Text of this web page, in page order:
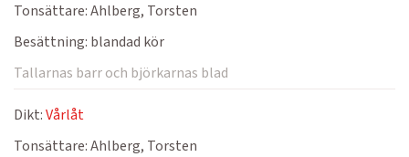
Tonsättare:Ahlberg, Torsten
Besättning: blandad kör
Tallarnas barr och björkarnas blad
Dikt:Vårlåt
Tonsättare:Ahlberg, Torsten